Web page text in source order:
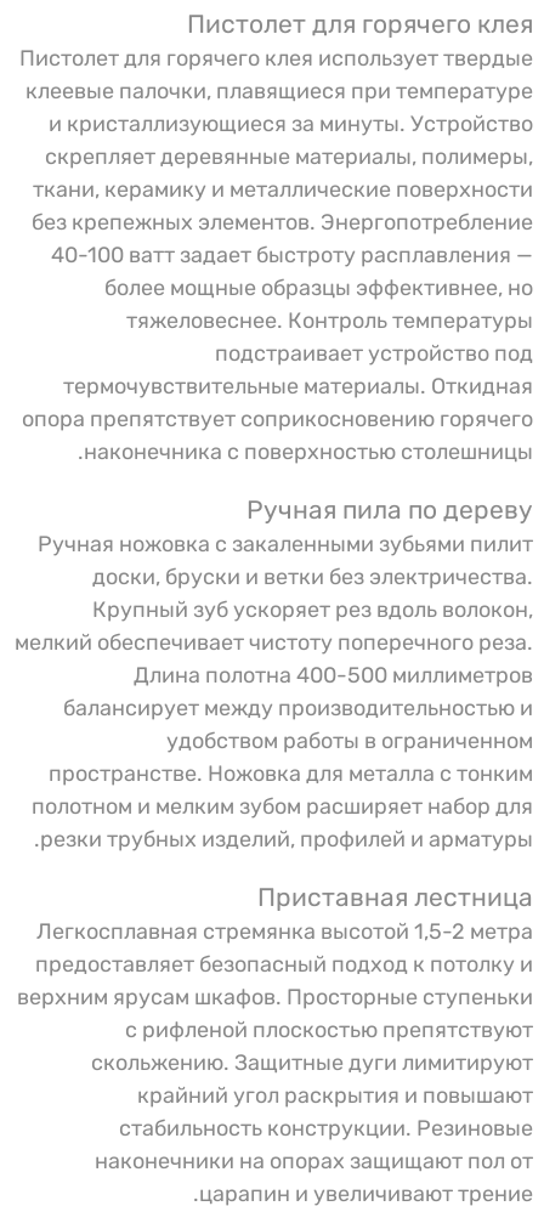
Пистолет для горячего клея
Пистолет для горячего клея использует твердые
клеевые палочки, плавящиеся при температуре
и кристаллизующиеся за минуты. Устройство
скрепляет деревянные материалы, полимеры,
ткани, керамику и металлические поверхности
без крепежных элементов. Энергопотребление
40-100 ватт задает быстроту расплавления —
более мощные образцы эффективнее, но
тяжеловеснее. Контроль температуры
подстраивает устройство под
термочувствительные материалы. Откидная
опора препятствует соприкосновению горячего
наконечника с поверхностью столешницы.
Ручная пила по дереву
Ручная ножовка с закаленными зубьями пилит
доски, бруски и ветки без электричества.
Крупный зуб ускоряет рез вдоль волокон,
мелкий обеспечивает чистоту поперечного реза.
Длина полотна 400-500 миллиметров
балансирует между производительностью и
удобством работы в ограниченном
пространстве. Ножовка для металла с тонким
полотном и мелким зубом расширяет набор для
резки трубных изделий, профилей и арматуры.
Приставная лестница
Легкосплавная стремянка высотой 1,5-2 метра
предоставляет безопасный подход к потолку и
верхним ярусам шкафов. Просторные ступеньки
с рифленой плоскостью препятствуют
скольжению. Защитные дуги лимитируют
крайний угол раскрытия и повышают
стабильность конструкции. Резиновые
наконечники на опорах защищают пол от
царапин и увеличивают трение.